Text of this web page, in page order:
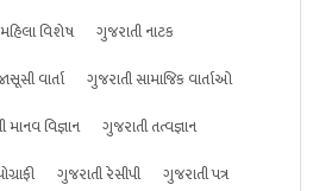
વિશેષ
ગુજરાતી નાટક
વાર્તા
ગુજરાતી સામાજિક વાર્તાઓ
માનવ વિજ્ઞાન
ગુજરાતી તત્વજ્ઞાન
ગુજરાતી રેસીપી
ગુજરાતી પત્ર